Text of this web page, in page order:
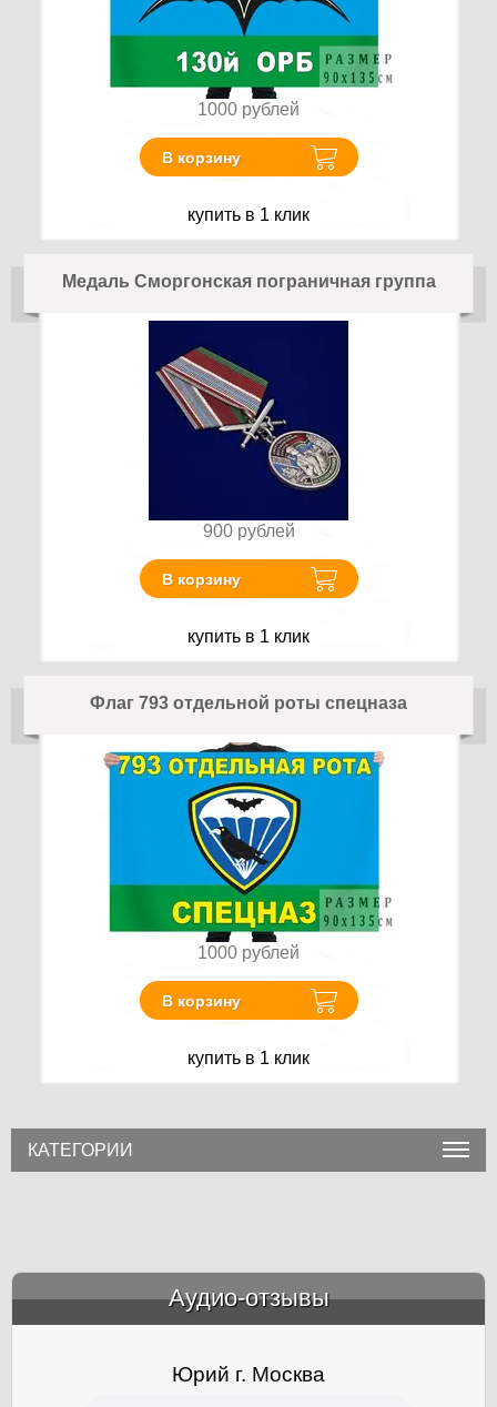
1000 рублей
В корзину
купить в 1 клик
Медаль Сморгонская пограничная группа
900 рублей
В корзину
купить в 1 клик
Флаг 793 отдельной роты спецназа
1000 рублей
В корзину
купить в 1 клик
КАТЕГОРИИ
Аудио-отзывы
Юрий г. Москва